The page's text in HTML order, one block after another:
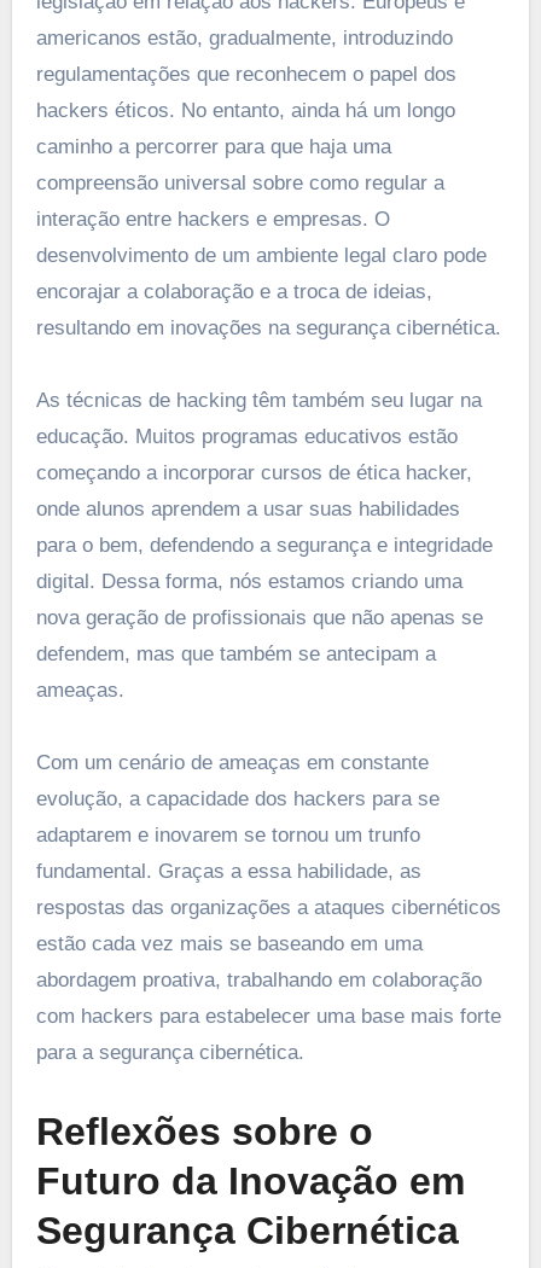
americanos estão, gradualmente, introduzindo
regulamentações que reconhecem o papel dos
hackers éticos. No entanto, ainda há um longo
caminho a percorrer para que haja uma
compreensão universal sobre como regular a
interação entre hackers e empresas. O
desenvolvimento de um ambiente legal claro pode
encorajar a colaboração e a troca de ideias,
resultando em inovações na segurança cibernética.
As técnicas de hacking têm também seu lugar na
educação. Muitos programas educativos estão
começando a incorporar cursos de ética hacker,
onde alunos aprendem a usar suas habilidades
para o bem, defendendo a segurança e integridade
digital. Dessa forma, nós estamos criando uma
nova geração de profissionais que não apenas se
defendem, mas que também se antecipam a
ameaças.
Com um cenário de ameaças em constante
evolução, a capacidade dos hackers para se
adaptarem e inovarem se tornou um trunfo
fundamental. Graças a essa habilidade, as
respostas das organizações a ataques cibernéticos
estão cada vez mais se baseando em uma
abordagem proativa, trabalhando em colaboração
com hackers para estabelecer uma base mais forte
para a segurança cibernética.
Reflexões sobre o
Futuro da Inovação em
Segurança Cibernética